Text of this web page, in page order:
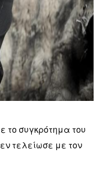
το συγκρότημα του
τελείωσε με τον